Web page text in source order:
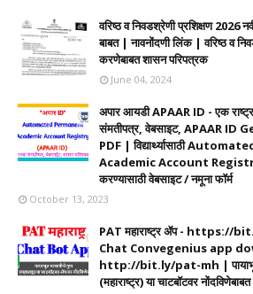
वरिष्ठ व निवडश्रेणी प्रशिक्षण 2026
बाबत | नावनोंदणी लिंक | वरिष्ठ व
करणेबाबत शासन परिपत्रक
June 04, 2024
अपार आयडी APAAR ID - एक राष्ट्र,
संमतीपत्र, वेबसाइट, APAAR
PDF | विद्यार्थ्यासाठी
Academic Account
करण्यासाठी वेबसाइट / नमूना फॉर्म
October 13, 2023
PAT महाराष्ट्र ॲप -
Chat Convegenius app
http://bit.ly/pat-mh |
(महाराष्ट्र) या चाटबॉटवर